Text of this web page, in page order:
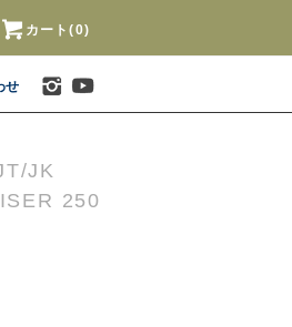
カート(0)
せ
JK
250